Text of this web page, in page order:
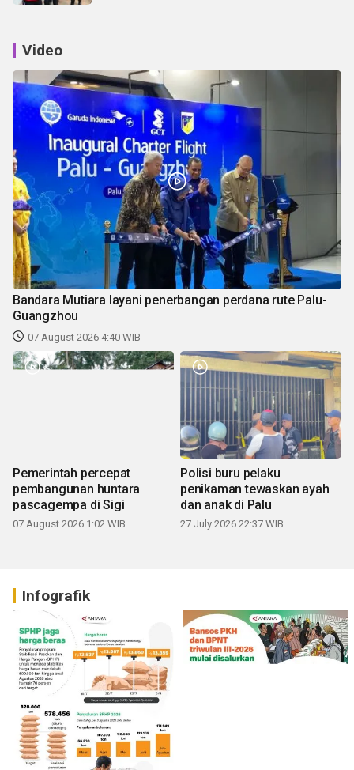
Video
Bandara Mutiara layani penerbangan perdana rute Palu-
Guangzhou
07 August 2026 4:40 WIB
Pemerintah percepat
pembangunan huntara
pascagempa di Sigi
07 August 2026 1:02 WIB
Polisi buru pelaku
penikaman tewaskan ayah
dan anak di Palu
27 July 2026 22:37 WIB
Infografik